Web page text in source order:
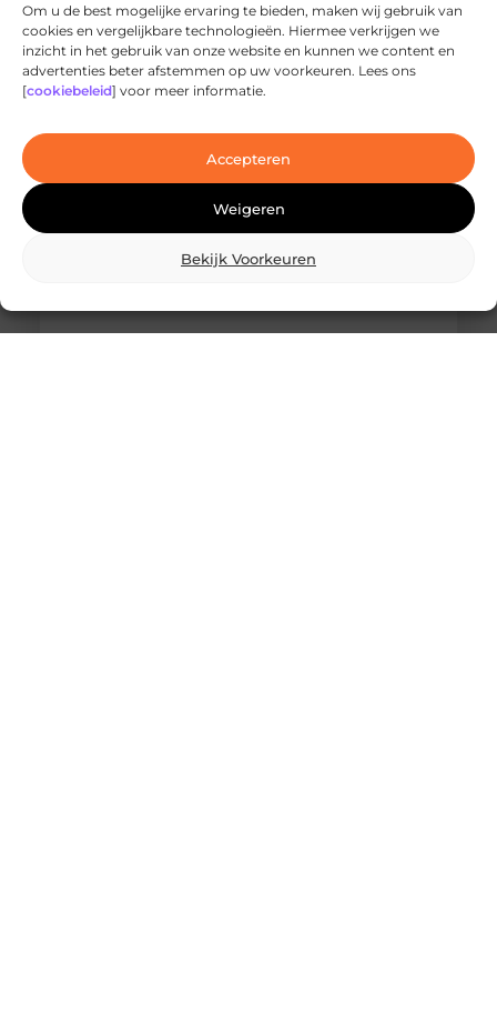
Om u de best mogelijke ervaring te bieden, maken wij gebruik van
cookies en vergelijkbare technologieën. Hiermee verkrijgen we
inzicht in het gebruik van onze website en kunnen we content en
advertenties beter afstemmen op uw voorkeuren. Lees ons
[cookiebeleid] voor meer informatie.
Accepteren
Weigeren
Bekijk Voorkeuren
Ontdek de innovatieve behandelingen in
jouw stad
laserbehandelingen in Den Haag? Dan ben je hier